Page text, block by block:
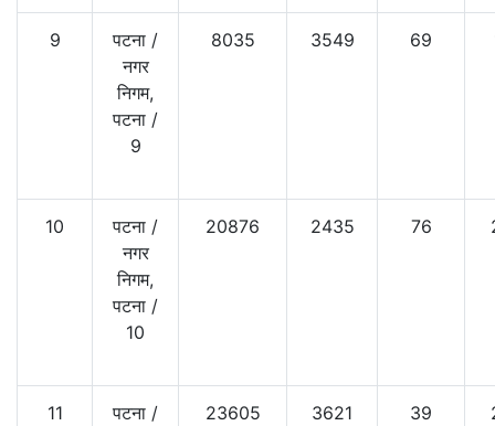
9 पटना /
नगर
निगम,
पटना /
9
8035 3549 69
10 पटना /
नगर
निगम,
पटना /
10
20876 2435 76
11 पटना /
23605 3621 39